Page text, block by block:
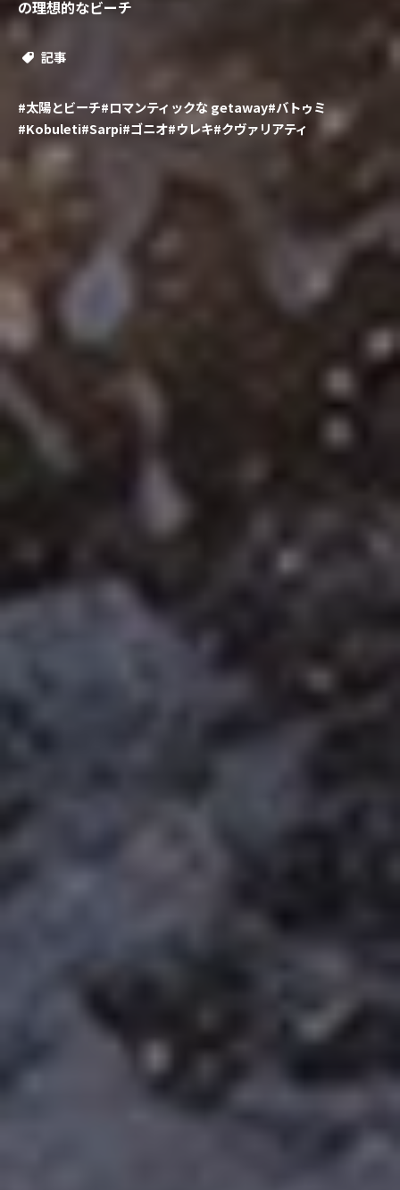
の理想的なビーチ
記事
#太陽とビーチ#ロマンティックな getaway#バトゥミ
#Kobuleti#Sarpi#ゴニオ#ウレキ#クヴァリアティ